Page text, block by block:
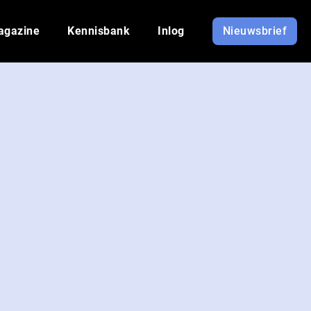
Kennisbank Inlog Nieuwsbrief